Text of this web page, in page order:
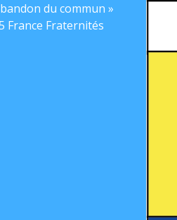
du commun »
France Fraternités